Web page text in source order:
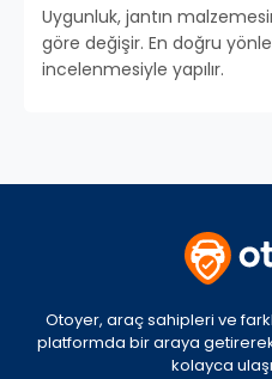
Uygunluk, jantın
göre değişir. En doğru
incelenmesiyle yapılır.
Otoyer, araç sahipleri ve
platformda bir araya
kolayca